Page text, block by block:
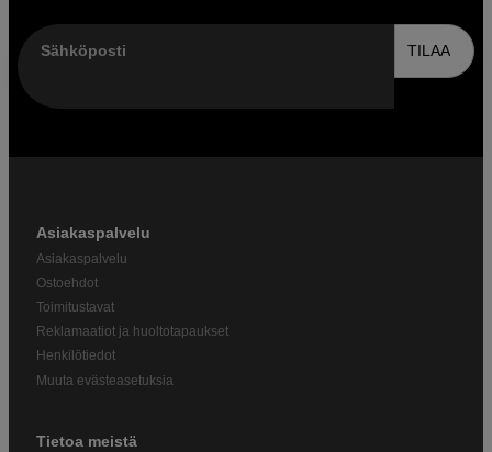
Sähköposti TILAA
Asiakaspalvelu
Asiakaspalvelu
Ostoehdot
Toimitustavat
Reklamaatiot ja huoltotapaukset
Henkilötiedot
Muuta evästeasetuksia
Tietoa meistä